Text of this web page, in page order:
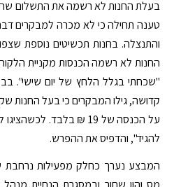
בעלת החנות לא רשמה את התשלום
טענה תחילה כי לא מכרה למבקרים
והתנצלה. בחנות תכשיטים נוספת
החנות לא רשמה הכנסות מקניית
"שכחתי בגלל הלחץ של יום שישי".
על הכנסה של 19 ₪ בלבד.
להגיד", והדפיס את ההפרש.
המבצע נערך כחלק מפעילות נרחבת